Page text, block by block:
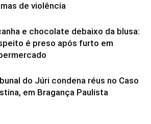
de violência
e chocolate debaixo da blusa:
é preso após furto em
do Júri condena réus no Caso
em Bragança Paulista